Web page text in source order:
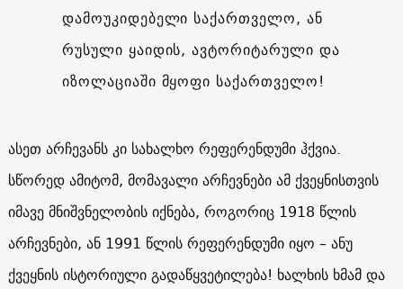
დამოუკიდებელი საქართველო, ან
რუსული ყაიდის, ავტორიტარული და
იზოლაციაში მყოფი საქართველო!
ასეთ არჩევანს კი სახალხო რეფერენდუმი ჰქვია.
სწორედ ამიტომ, მომავალი არჩევნები ამ ქვეყნისთვის
იმავე მნიშვნელობის იქნება, როგორიც 1918 წლის
არჩევნები, ან 1991 წლის რეფერენდუმი იყო – ანუ
ქვეყნის ისტორიული გადაწყვეტილება! ხალხის ხმამ და